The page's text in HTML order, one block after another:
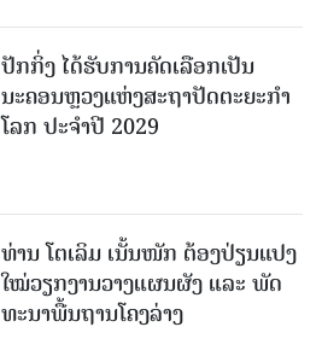
ປັກກິ່ງ ໄດ້ຮັບການຄັດເລືອກເປັນ
ນະຄອນຫຼວງແຫ່ງສະຖາປັດຕະຍະກຳ
ໂລກ ປະຈຳປີ 2029
ທ່ານ ໂຕ​ເລິມ ເນັ້ນໜັກ ຕ້ອງ​ປ່ຽນ​ແປງ​
ໃໝ່​ວຽກ​ງານ​ວາງ​ແຜນ​ຜັງ ແລະ ​ພັດ​
ທະ​ນາ​ພື້ນ​ຖານ​ໂຄງ​ລ່າງ